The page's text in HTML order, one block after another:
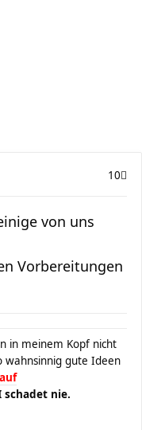
10
von uns
Vorbereitungen
in meinem Kopf nicht
wahnsinnig gute Ideen
schadet nie.